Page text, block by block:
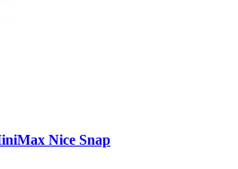
Nice Snap